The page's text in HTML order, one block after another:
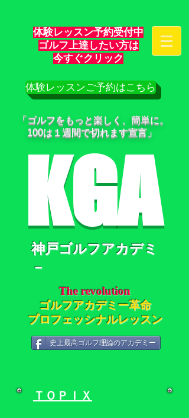
体験レッスン予約受付中
ゴルフ上達したい方は
​今すぐクリック
体験レッスンご予約はこちら
「ゴルフをもっと楽しく、簡単に。
100は１週間で切れます宣言」
KGA
神戸ゴルフアカデミ
－
The revolution
ゴルフアカデミー革命
プロフェッシナルレッスン
史上最高ゴルフ理論のアカデミー
ＴＯＰＩＸ